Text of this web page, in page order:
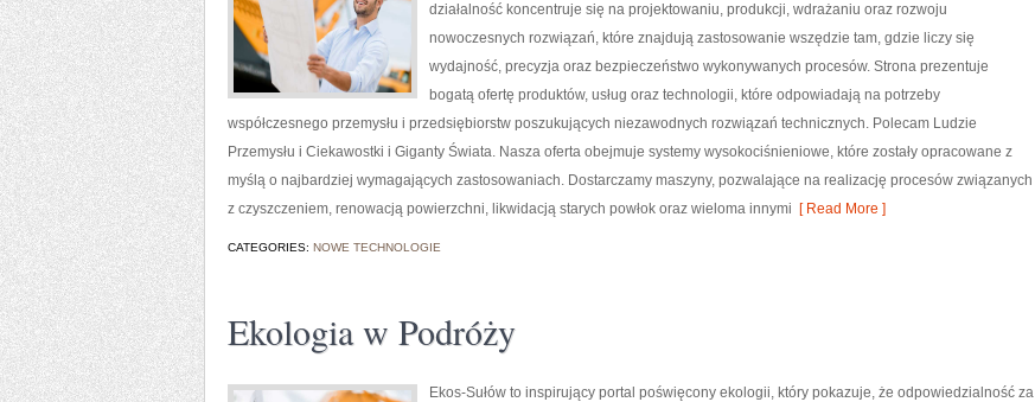
działalność koncentruje się na projektowaniu, produkcji, wdrażaniu oraz rozwoju
nowoczesnych rozwiązań, które znajdują zastosowanie wszędzie tam, gdzie liczy się
wydajność, precyzja oraz bezpieczeństwo wykonywanych procesów. Strona prezentuje
bogatą ofertę produktów, usług oraz technologii, które odpowiadają na potrzeby
współczesnego przemysłu i przedsiębiorstw poszukujących niezawodnych rozwiązań technicznych. Polecam Ludzie
Przemysłu i Ciekawostki i Giganty Świata. Nasza oferta obejmuje systemy wysokociśnieniowe, które zostały opracowane z
myślą o najbardziej wymagających zastosowaniach. Dostarczamy maszyny, pozwalające na realizację procesów związanych
z czyszczeniem, renowacją powierzchni, likwidacją starych powłok oraz wieloma innymi [ Read More ]
CATEGORIES: NOWE TECHNOLOGIE
Ekologia w Podróży
Ekos-Sułów to inspirujący portal poświęcony ekologii, który pokazuje, że odpowiedzialność za